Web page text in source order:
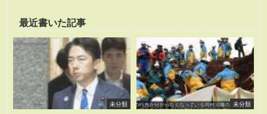
最近書いた記事
未分類 未分類